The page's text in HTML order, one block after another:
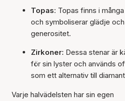
Topas: Topas finns i
och symboliserar glädje och
generositet.
Zirkoner: Dessa stenar är
för sin lyster och används
som ett alternativ till
Varje halvädelsten har sin egen